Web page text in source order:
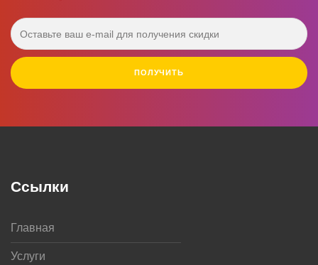
ПОЛУЧИТЬ
Ссылки
Главная
Услуги